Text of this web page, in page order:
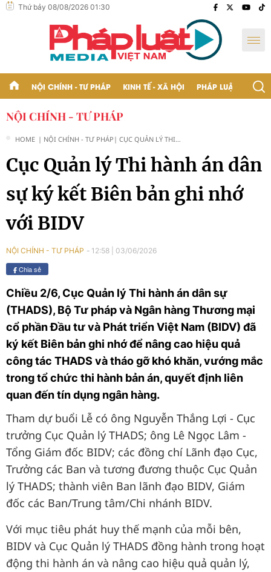
Thứ bảy 08/08/2026 01:30
NỘI CHÍNH - TƯ PHÁP KINH TẾ - XÃ HỘI PHÁP LUẬT - BẠN
NỘI CHÍNH - TƯ PHÁP
HOME | NỘI CHÍNH - TƯ PHÁP | CỤC QUẢN LÝ THI
KẾT BIÊN BẢN GHI NHỚ
VỚI BIDV
Cục Quản lý Thi hành án dân
sự ký kết Biên bản ghi nhớ
với BIDV
NỘI CHÍNH - TƯ PHÁP 12:58 03/06/2026
Chia sẻ
Chiều 2/6, Cục Quản lý Thi hành án dân sự
(THADS), Bộ Tư pháp và Ngân hàng Thương mại
cổ phần Đầu tư và Phát triển Việt Nam (BIDV) đã
ký kết Biên bản ghi nhớ để nâng cao hiệu quả
công tác THADS và tháo gỡ khó khăn, vướng mắc
trong tổ chức thi hành bản án, quyết định liên
quan đến tín dụng ngân hàng.
Tham dự buổi Lễ có ông Nguyễn Thắng Lợi - Cục
trưởng Cục Quản lý THADS; ông Lê Ngọc Lâm -
Tổng Giám đốc BIDV; các đồng chí Lãnh đạo Cục,
Trưởng các Ban và tương đương thuộc Cục Quản
lý THADS; thành viên Ban lãnh đạo BIDV, Giám
đốc các Ban/Trung tâm/Chi nhánh BIDV.
Với mục tiêu phát huy thế mạnh của mỗi bên,
BIDV và Cục Quản lý THADS đồng hành trong hoạt
động thi hành án và nâng cao hiệu quả quản lý,